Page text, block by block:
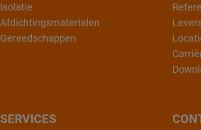
Isolatie
Afdichtingsmaterialen
Gereedschappen
SERVICES